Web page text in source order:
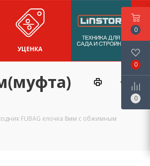
УЦЕНКА
FUBAG елочка 8мм с обжимным
0
0
0